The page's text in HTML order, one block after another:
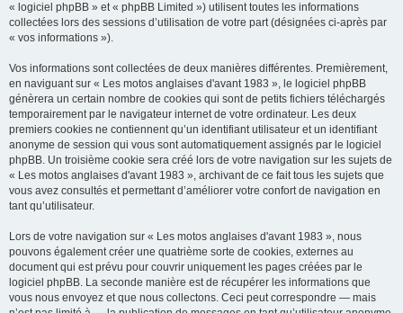
« logiciel phpBB » et « phpBB Limited ») utilisent toutes les informations
collectées lors des sessions d’utilisation de votre part (désignées ci-après par
« vos informations »).
Vos informations sont collectées de deux manières différentes. Premièrement,
en naviguant sur « Les motos anglaises d'avant 1983 », le logiciel phpBB
génèrera un certain nombre de cookies qui sont de petits fichiers téléchargés
temporairement par le navigateur internet de votre ordinateur. Les deux
premiers cookies ne contiennent qu’un identifiant utilisateur et un identifiant
anonyme de session qui vous sont automatiquement assignés par le logiciel
phpBB. Un troisième cookie sera créé lors de votre navigation sur les sujets de
« Les motos anglaises d'avant 1983 », archivant de ce fait tous les sujets que
vous avez consultés et permettant d’améliorer votre confort de navigation en
tant qu’utilisateur.
Lors de votre navigation sur « Les motos anglaises d'avant 1983 », nous
pouvons également créer une quatrième sorte de cookies, externes au
document qui est prévu pour couvrir uniquement les pages créées par le
logiciel phpBB. La seconde manière est de récupérer les informations que
vous nous envoyez et que nous collectons. Ceci peut correspondre — mais